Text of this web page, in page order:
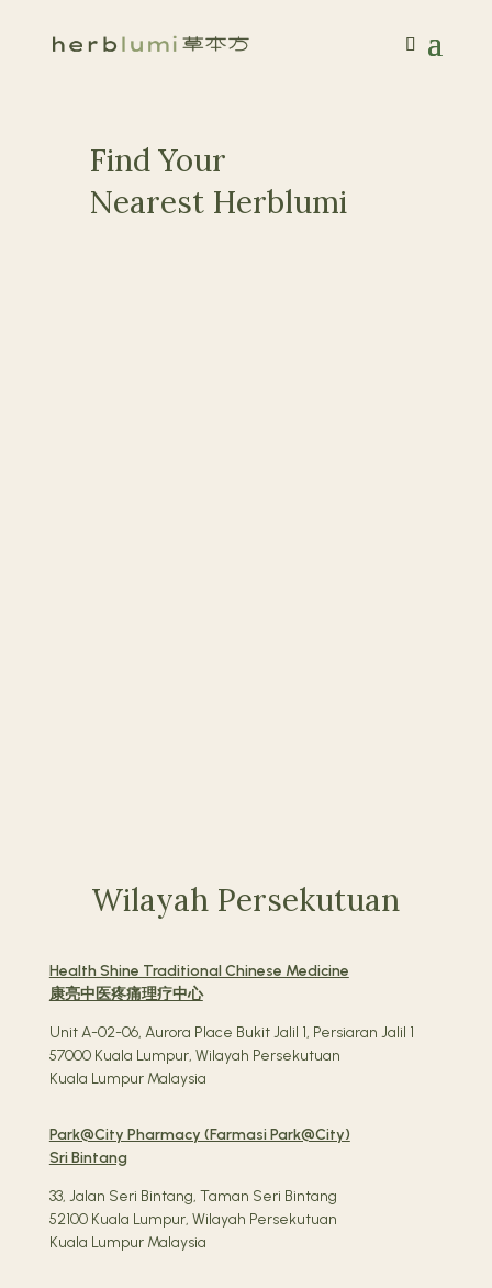
Find Your
Nearest Herblumi
Wilayah Persekutuan
Health Shine Traditional Chinese Medicine
康亮中医疼痛理疗中心
Unit A-02-06, Aurora Place Bukit Jalil 1, Persiaran Jalil 1
57000 Kuala Lumpur, Wilayah Persekutuan
Kuala Lumpur Malaysia
Park@City Pharmacy (Farmasi Park@City)
Sri Bintang
33, Jalan Seri Bintang, Taman Seri Bintang
52100 Kuala Lumpur, Wilayah Persekutuan
Kuala Lumpur Malaysia